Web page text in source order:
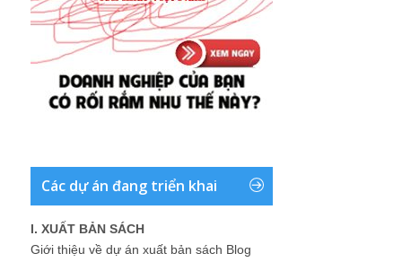
Các dự án đang triển khai
I. XUẤT BẢN SÁCH
Giới thiệu về dự án xuất bản sách Blog